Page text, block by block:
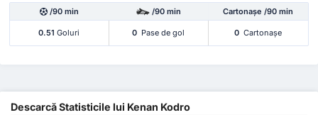
/90 min /90 min Cartonașe /90 min
0.51 Goluri 0 Pase de gol 0 Cartonașe
Descarcă Statisticile lui Kenan Kodro